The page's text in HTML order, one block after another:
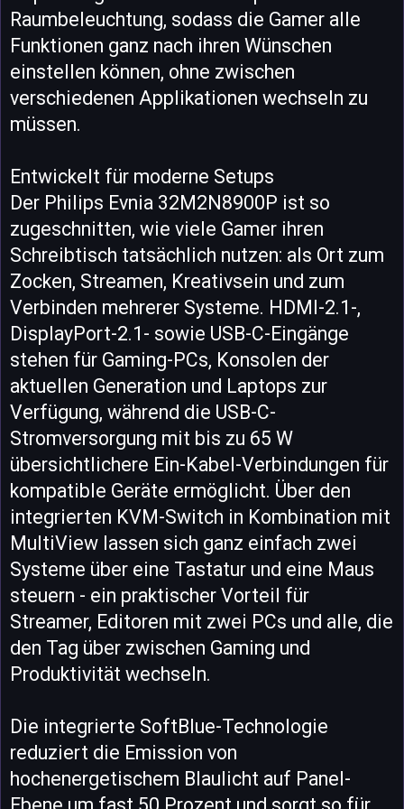
Raumbeleuchtung, sodass die Gamer alle
Funktionen ganz nach ihren Wünschen
einstellen können, ohne zwischen
verschiedenen Applikationen wechseln zu
müssen.
Entwickelt für moderne Setups
Der Philips Evnia 32M2N8900P ist so
zugeschnitten, wie viele Gamer ihren
Schreibtisch tatsächlich nutzen: als Ort zum
Zocken, Streamen, Kreativsein und zum
Verbinden mehrerer Systeme. HDMI-2.1-,
DisplayPort-2.1- sowie USB-C-Eingänge
stehen für Gaming-PCs, Konsolen der
aktuellen Generation und Laptops zur
Verfügung, während die USB-C-
Stromversorgung mit bis zu 65 W
übersichtlichere Ein-Kabel-Verbindungen für
kompatible Geräte ermöglicht. Über den
integrierten KVM-Switch in Kombination mit
MultiView lassen sich ganz einfach zwei
Systeme über eine Tastatur und eine Maus
steuern - ein praktischer Vorteil für
Streamer, Editoren mit zwei PCs und alle, die
den Tag über zwischen Gaming und
Produktivität wechseln.
Die integrierte SoftBlue-Technologie
reduziert die Emission von
hochenergetischem Blaulicht auf Panel-